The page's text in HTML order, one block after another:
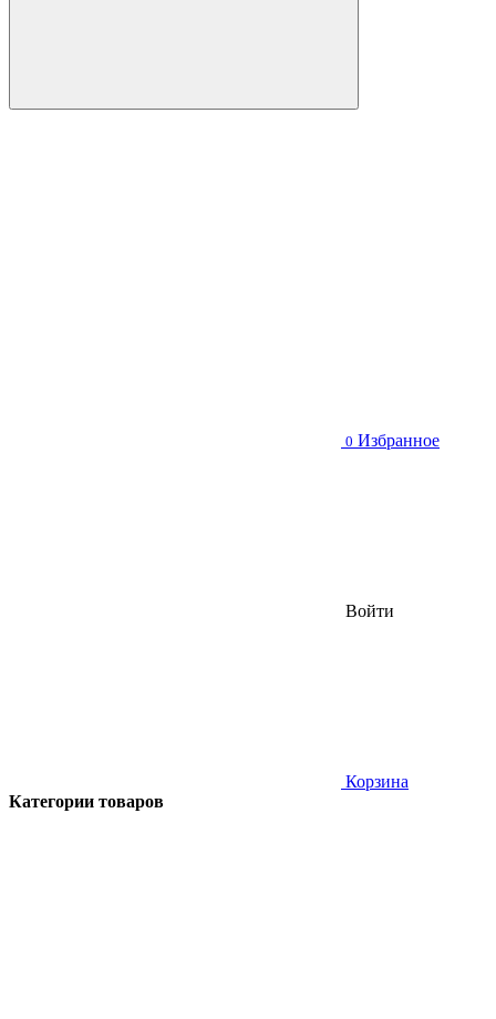
0 Избранное
Войти
Корзина
Категории товаров